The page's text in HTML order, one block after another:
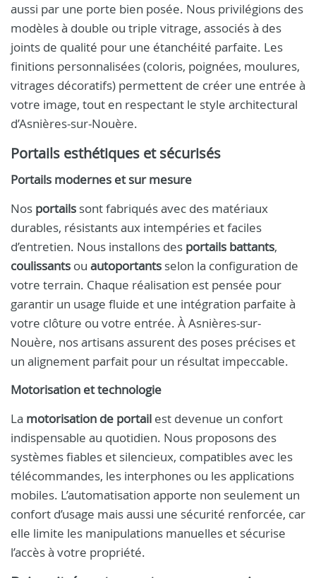
aussi par une porte bien posée. Nous privilégions des
modèles à double ou triple vitrage, associés à des
joints de qualité pour une étanchéité parfaite. Les
finitions personnalisées (coloris, poignées, moulures,
vitrages décoratifs) permettent de créer une entrée à
votre image, tout en respectant le style architectural
d’Asnières-sur-Nouère.
Portails esthétiques et sécurisés
Portails modernes et sur mesure
Nos portails sont fabriqués avec des matériaux
durables, résistants aux intempéries et faciles
d’entretien. Nous installons des portails battants,
coulissants ou autoportants selon la configuration de
votre terrain. Chaque réalisation est pensée pour
garantir un usage fluide et une intégration parfaite à
votre clôture ou votre entrée. À Asnières-sur-
Nouère, nos artisans assurent des poses précises et
un alignement parfait pour un résultat impeccable.
Motorisation et technologie
La motorisation de portail est devenue un confort
indispensable au quotidien. Nous proposons des
systèmes fiables et silencieux, compatibles avec les
télécommandes, les interphones ou les applications
mobiles. L’automatisation apporte non seulement un
confort d’usage mais aussi une sécurité renforcée, car
elle limite les manipulations manuelles et sécurise
l’accès à votre propriété.